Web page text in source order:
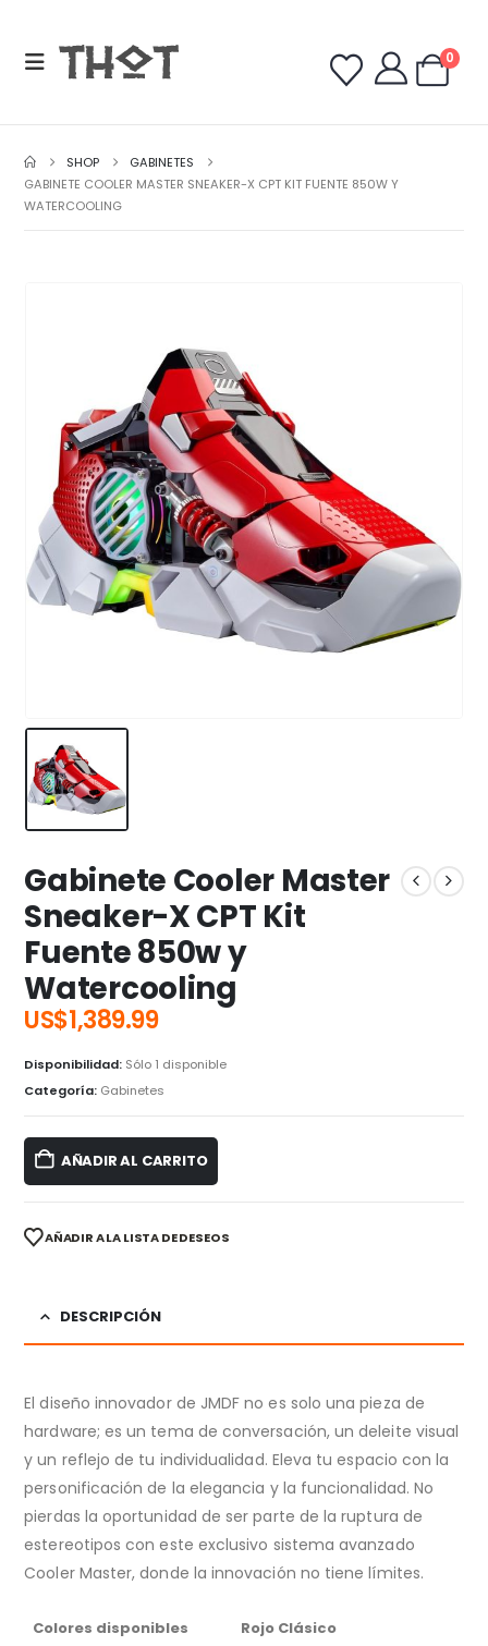
0
SHOP
GABINETES
GABINETE COOLER MASTER SNEAKER-X CPT KIT FUENTE 850W Y
WATERCOOLING
Gabinete Cooler Master
Sneaker-X CPT Kit
Fuente 850w y
Watercooling
US$1,389.99
Disponibilidad: Sólo 1 disponible
Categoría: Gabinetes
AÑADIR AL CARRITO
AÑADIR A LA LISTA DE DESEOS
DESCRIPCIÓN
El diseño innovador de JMDF no es solo una pieza de
hardware; es un tema de conversación, un deleite visual
y un reflejo de tu individualidad. Eleva tu espacio con la
personificación de la elegancia y la funcionalidad. No
pierdas la oportunidad de ser parte de la ruptura de
estereotipos con este exclusivo sistema avanzado
Cooler Master, donde la innovación no tiene límites.
Colores disponibles
Rojo Clásico